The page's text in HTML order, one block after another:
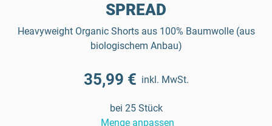
SPREAD
Heavyweight Organic Shorts aus 100% Baumwolle (aus
biologischem Anbau)
35,99 € inkl. MwSt.
bei 25 Stück
Menge anpassen